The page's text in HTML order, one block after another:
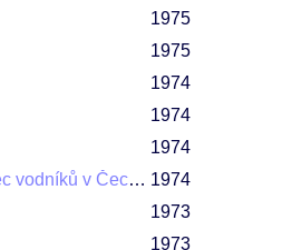
1975
1975
1974
1974
1974
Jak utopit dr. Mráčka aneb Konec vodníků v Čechách 1974
1973
1973